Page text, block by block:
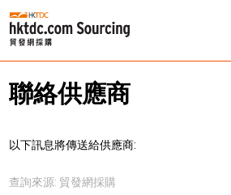
聯絡供應商
以下訊息將傳送給供應商:
查詢來源: 貿發網採購